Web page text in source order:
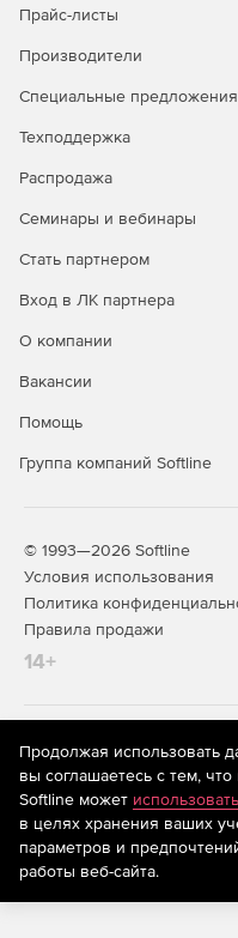
Прайс-листы
Производители
Специальные предложения
Техподдержка
Распродажа
Семинары и вебинары
Стать партнером
Вход в ЛК партнера
О компании
Вакансии
Помощь
Группа компаний Softline
© 1993—2026 Softline
Условия использования
Политика
Правила продажи
14+
На информационном
рекомендательные
предоставления
систематизации и анализа
предпочтениям
находящихся на
Продолжая использовать
вы соглашаетесь с тем,
Softline может
в целях хранения ваших
параметров и
работы веб-сайта.